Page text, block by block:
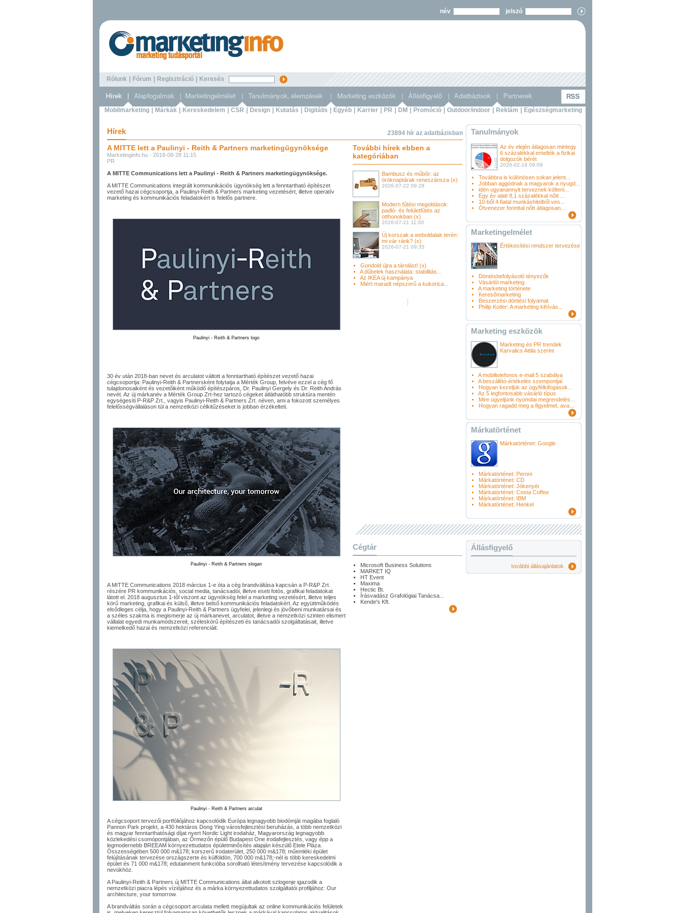
név jelszó
Rólunk Fórum Regisztráció Keresés
Mobilmarketing Márkák Kereskedelem CSR Design Kutatás Digitális Egyéb Karrier PR DM Promóció Outdoor/indoor Reklám Egészségmarketing
Hírek 23894 hír az adatbázisban Tanulmányok
A MITTE lett a Paulinyi - Reith & Partners marketingügynöksége
Marketinginfo.hu - 2018-08-28 11:15
PR
A MITTE Communications lett a Paulinyi - Reith & Partners marketingügynöksége.
A MITTE Communications integrált kommunikációs ügynökség lett a fenntartható építészet
vezető hazai cégcsoportja, a Paulinyi-Reith & Partners marketing vezetésért, illetve operatív
marketing és kommunikációs feladatokért is felelős partnere.
Paulinyi - Reith & Partners logo
30 év után 2018-ban nevet és arculatot váltott a fenntartható építészet vezető hazai
cégcsoportja: Paulinyi-Reith & Partnersként folytatja a Mérték Group, felvéve ezzel a cég fő
tulajdonosaiként és vezetőiként működő építészpáros, Dr. Paulinyi Gergely és Dr. Reith András
nevét. Az új márkanév a Mérték Group Zrt-hez tartozó cégeket átláthatóbb struktúra mentén
egységesíti P-R&P Zrt., vagyis Paulinyi-Reith & Partners Zrt. néven, ami a fokozott személyes
felelősségvállaláson túl a nemzetközi célkitűzéseket is jobban érzékelteti.
Paulinyi - Reith & Partners slogan
A MITTE Communications 2018 március 1-e óta a cég brandváltása kapcsán a P-R&P Zrt.
részére PR kommunikációs, social media, tanácsadói, illetve eseti fotós, grafikai feladatokat
látott el. 2018 augusztus 1-től viszont az ügynökség felel a marketing vezetésért, illetve teljes
körű marketing, grafikai és külső, illetve belső kommunikációs feladatokért. Az együttműködés
elsődleges célja, hogy a Paulinyi-Reith & Partners ügyfelei, jelenlegi és jövőbeni munkatársai és
a széles szakma is megismerje az új márkanevet, arculatot, illetve a nemzetközi szinten elismert
vállalat egyedi munkamódszereit, széleskörű építészeti és tanácsadói szolgáltatásait, illetve
kiemelkedő hazai és nemzetközi referenciáit.
Paulinyi - Reith & Partners arculat
A cégcsoport tervezői portfóliójához kapcsolódik Európa legnagyobb biodómját magába foglaló
Pannon Park projekt, a 430 hektáros Dong Ying városfejlesztési beruházás, a több nemzetközi
és magyar fenntarthatósági díjat nyert Nordic Light irodaház, Magyarország legnagyobb
közlekedési csomópontjában, az Őrmezőn épülő Budapest One irodafejlesztés, vagy épp a
legmodernebb BREEAM környezettudatos épületminősítés alapján készülő Etele Pláza.
Összességében 500 000 m&178; korszerű irodaterület, 250 000 m&178; műemléki épület
felújításának tervezése országszerte és külföldön, 700 000 m&178;-nél is több kereskedelmi
épület és 71 000 m&178; edutainment funkcióba sorolható létesítmény tervezése kapcsolódik a
nevükhöz.
A Paulinyi-Reith & Partners új MITTE Communications által alkotott szlogenje igazodik a
nemzetközi piacra lépés víziójához és a márka környezettudatos szolgáltatói profiljához: Our
architecture, your tomorrow.
A brandváltás során a cégcsoport arculata mellett megújultak az online kommunikációs felületek
További hírek ebben a
kategóriában
Bambusz és műbőr: az
öröknaptárak reneszánsza (x)
2026-07-22 09:28
Modern fűtési megoldások:
padló- és felületfűtés az
otthonokban (x)
2026-07-21 11:00
Új korszak a weboldalak terén:
mi vár ránk? (x)
2026-07-21 09:35
Gondold újra a tárolást! (x)
A dűbelek használata: stabilitás...
Az IKEA új kampánya
Miért maradt népszerű a kukorica...
Az év elején átlagosan mintegy
6 százalékkal emelték a fizikai
dolgozók bérét
2026-02-18 09:09
Továbbra is különösen sokan jelent...
Jobban aggódnak a magyarok a nyugd...
idén ugyanannyit terveznek költeni...
Egy év alatt 8,1 százalékkal nőtt ...
10-ből 4 fiatal munkáshitelből ves...
Ötvenezer forinttal nőtt átlagosan...
Marketingelmélet
Értékesítési rendszer tervezése
Döntésbefolyásoló tényezők
Vásárlói marketing
A marketing története
Keresőmarketing
Beszerzési döntési folyamat
Philip Kotler: A marketing kihívás...
Marketing eszközök
Marketing és PR trendek
Karvalics Attila szerint
A mobiltelefonos e-mail 5 szabálya
A beszállító-értékelés szempontjai
Hogyan kezeljük az ügyfélkifogások...
Az 5 legfontosabb vásárló típus
Mire ügyeljünk nyomdai megrendelés...
Hogyan ragadd meg a figyelmet, ava...
Márkatörténet
Márkatörténet: Google
Márkatörténet: Peroni
Márkatörténet: CD
Márkatörténet: Jókenyér
Márkatörténet: Costa Coffee
Márkatörténet: IBM
Márkatörténet: Henkel
Cégtár
Microsoft Business Solutions
MARKET IQ
HT Event
Maxima
Hectic Bt.
Írásvadász Grafológiai Tanácsa...
Kende's Kft.
Állásfigyelő
további állásajánlatok